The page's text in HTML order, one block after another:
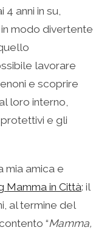
anni in su,
modo divertente
lavorare
e scoprire
loro interno,
e gli
mia amica e
Mamma in Città: il
al termine del
“Mamma,